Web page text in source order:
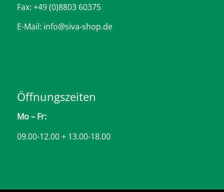
Fax: +49 (0)8803 60375
E-Mail: info@siva-shop.de
Öffnungszeiten
Mo – Fr:
09.00-12.00 + 13.00-18.00